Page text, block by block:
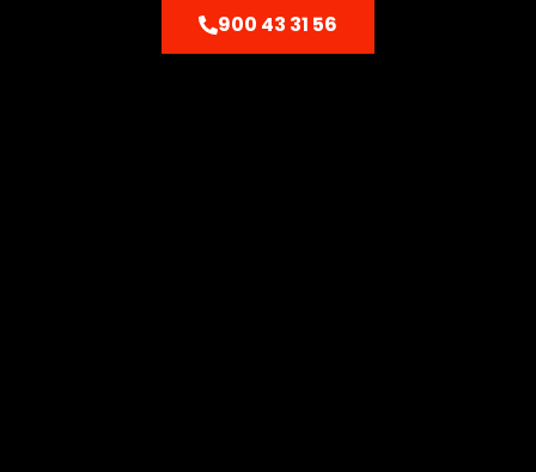
900 43 31 56